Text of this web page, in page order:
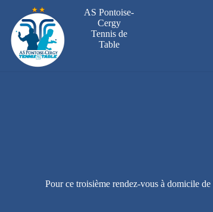
contenu
AS Pontoise-
Cergy
Tennis de
Table
Pour ce troisième rendez-vous à domicile